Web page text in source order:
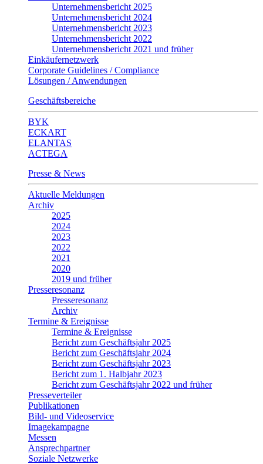
Unternehmensbericht 2025
Unternehmensbericht 2024
Unternehmensbericht 2023
Unternehmensbericht 2022
Unternehmensbericht 2021 und früher
Einkäufernetzwerk
Corporate Guidelines / Compliance
Lösungen / Anwendungen
Geschäftsbereiche
BYK
ECKART
ELANTAS
ACTEGA
Presse & News
Aktuelle Meldungen
Archiv
2025
2024
2023
2022
2021
2020
2019 und früher
Presseresonanz
Presseresonanz
Archiv
Termine & Ereignisse
Termine & Ereignisse
Bericht zum Geschäftsjahr 2025
Bericht zum Geschäftsjahr 2024
Bericht zum Geschäftsjahr 2023
Bericht zum 1. Halbjahr 2023
Bericht zum Geschäftsjahr 2022 und früher
Presseverteiler
Publikationen
Bild- und Videoservice
Imagekampagne
Messen
Ansprechpartner
Soziale Netzwerke